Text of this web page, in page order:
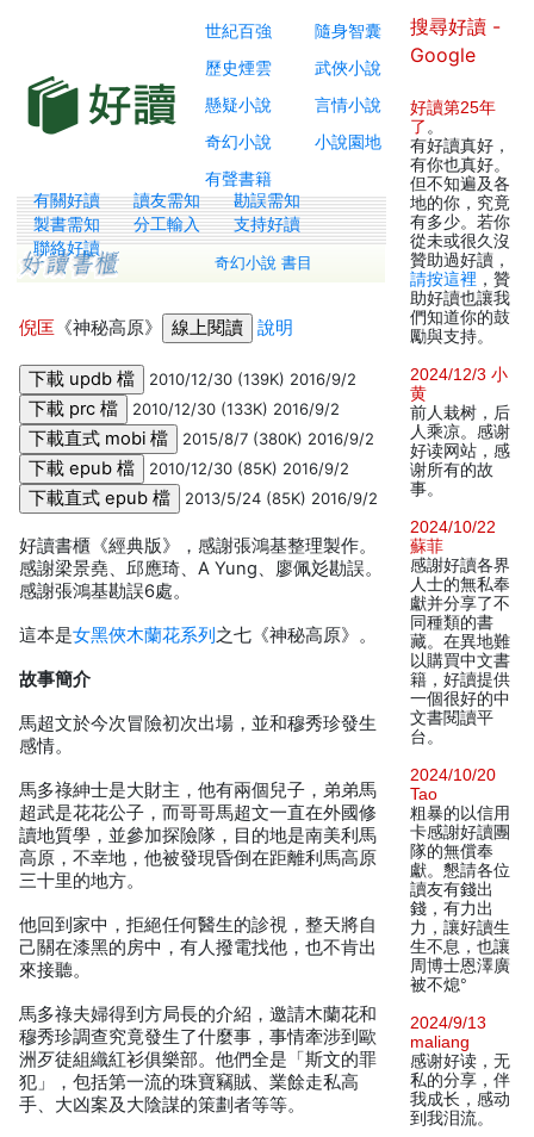
世紀百強
隨身智囊
歷史煙雲
武俠小說
懸疑小說
言情小說
奇幻小說
小說園地
有聲書籍
有關好讀 讀友需知
勘誤需知
製書需知
分工輸入
支持好讀
聯絡好讀
奇幻小說 書目
倪匡 《神秘高原》 說明
2010/12/30 (139K) 2016/9/2
2010/12/30 (133K) 2016/9/2
2015/8/7 (380K) 2016/9/2
2010/12/30 (85K) 2016/9/2
2013/5/24 (85K) 2016/9/2
好讀書櫃《經典版》，感謝張鴻基整理製作。
感謝梁景堯、邱應琦、A Yung、廖佩彣勘誤。
感謝張鴻基勘誤6處。
這本是女黑俠木蘭花系列 之七《神秘高原》。
故事簡介
馬超文於今次冒險初次出場，並和穆秀珍發生
感情。
馬多祿紳士是大財主，他有兩個兒子，弟弟馬
超武是花花公子，而哥哥馬超文一直在外國修
讀地質學，並參加探險隊，目的地是南美利馬
高原，不幸地，他被發現昏倒在距離利馬高原
三十里的地方。
他回到家中，拒絕任何醫生的診視，整天將自
己關在漆黑的房中，有人撥電找他，也不肯出
來接聽。
馬多祿夫婦得到方局長的介紹，邀請木蘭花和
穆秀珍調查究竟發生了什麼事，事情牽涉到歐
洲歹徒組織紅衫俱樂部。他們全是「斯文的罪
犯」，包括第一流的珠寶竊賊、業餘走私高
手、大凶案及大陰謀的策劃者等等。
搜尋好讀 -
Google
好讀第25年
了 。
有好讀真好，
有你也真好。
但不知遍及各
地的你，究竟
有多少。若你
從未或很久沒
贊助過好讀，
請按這裡 ，贊
助好讀也讓我
們知道你的鼓
勵與支持。
2024/12/3 小
黄
前人栽树，后
人乘凉。感谢
好读网站，感
谢所有的故
事。
2024/10/22
蘇菲
感謝好讀各界
人士的無私奉
獻并分享了不
同種類的書
藏。在異地難
以購買中文書
籍，好讀提供
一個很好的中
文書閱讀平
台。
2024/10/20
Tao
粗暴的以信用
卡感謝好讀團
隊的無償奉
獻。懇請各位
讀友有錢出
錢，有力出
力，讓好讀生
生不息，也讓
周博士恩澤廣
被不熄°
2024/9/13
maliang
感谢好读，无
私的分享，伴
我成长，感动
到我泪流。